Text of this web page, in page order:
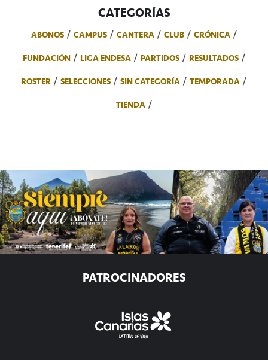
CATEGORÍAS
ABONOS CAMPUS CANTERA CLUB
CRÓNICA
FUNDACIÓN
LIGA ENDESA PARTIDOS
RESULTADOS
ROSTER
SELECCIONES SIN CATEGORÍA
TEMPORADA
TIENDA
PATROCINADORES